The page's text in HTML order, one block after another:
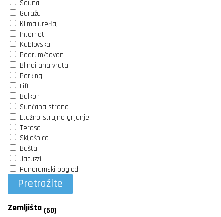
Sauna
Garaža
Klima uređaj
Internet
Kablovska
Podrum/tavan
Blindirana vrata
Parking
Lift
Balkon
Sunčana strana
Etažno-strujno grijanje
Terasa
Skijašnica
Bašta
Jacuzzi
Panoramski pogled
Pretražite
Zemljišta (50)